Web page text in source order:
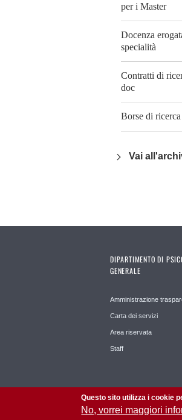
per i Master
Docenza
specialità
Contratti di
doc
Borse di ricerca
Vai
DIPARTIMENTO DI
GENERALE
Amministrazione
Carta dei servizi
Area riservata
Staff
Questo sito utilizza i cookie
No, vorrei maggiori